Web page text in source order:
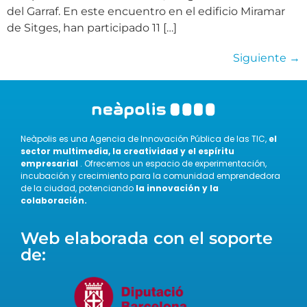
del Garraf. En este encuentro en el edificio Miramar
de Sitges, han participado 11 […]
Siguiente →
Neàpolis es una Agencia de Innovación Pública de las TIC, el
sector multimedia, la creatividad y el espíritu
empresarial . Ofrecemos un espacio de experimentación,
incubación y crecimiento para la comunidad emprendedora
de la ciudad, potenciando la innovación y la
colaboración.
Web elaborada con el soporte
de: